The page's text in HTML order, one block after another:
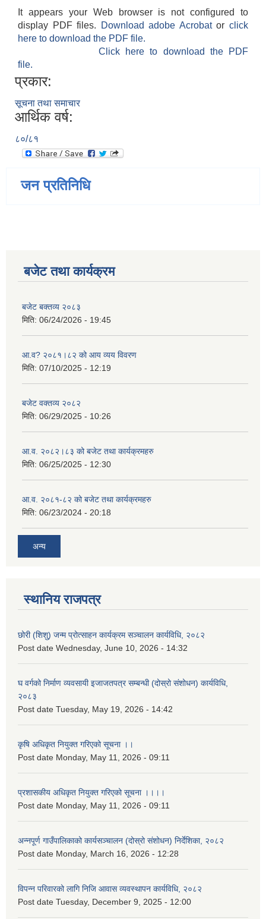
It appears your Web browser is not configured to
display PDF files.
Download adobe Acrobatorclick
here to download the PDF file.
Click here to download the PDF
file.
प्रकार:
सूचना तथा समाचार
आर्थिक वर्ष:
८०/८१
जन प्रतिनिधि
बजेट तथा कार्यक्रम
बजेट बक्तव्य २०८३
मिति: 06/24/2026 - 19:45
आ.व? २०८१।८२ को आय व्यय विवरण
मिति: 07/10/2025 - 12:19
बजेट वक्तव्य २०८२
मिति: 06/29/2025 - 10:26
आ.व. २०८२।८३ को बजेट तथा कार्यक्रमहरु
मिति: 06/25/2025 - 12:30
आ.व. २०८१-८२ को बजेट तथा कार्यक्रमहरु
मिति: 06/23/2024 - 20:18
अन्य
स्थानिय राजपत्र
छोरी (शिशु) जन्म प्रोत्साहन कार्यक्रम सञ्चालन कार्यविधि, २०८२
Post date Wednesday, June 10, 2026 - 14:32
घ वर्गको निर्माण व्यवसायी इजाजतपत्र सम्बन्धी (दोस्रो संशोधन) कार्यविधि,
२०८३
Post date Tuesday, May 19, 2026 - 14:42
कृषि अधिकृत नियुक्त गरिएको सूचना ।।
Post date Monday, May 11, 2026 - 09:11
प्रशासकीय अधिकृत नियुक्त गरिएको सूचना ।।।।
Post date Monday, May 11, 2026 - 09:11
अन्नपूर्ण गाउँपालिकाको कार्यसञ्चालन (दोस्रो संशोधन) निर्देशिका, २०८२
Post date Monday, March 16, 2026 - 12:28
विपन्न परिवारको लागि निजि आवास व्यवस्थापन कार्यविधि, २०८२
Post date Tuesday, December 9, 2025 - 12:00